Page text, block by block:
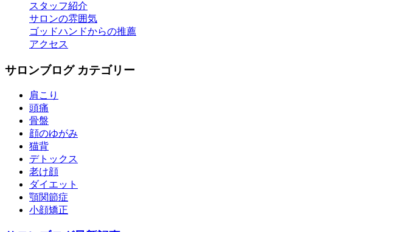
スタッフ紹介
サロンの雰囲気
ゴッドハンドからの推薦
アクセス
サロンブログ カテゴリー
肩こり
頭痛
骨盤
顔のゆがみ
猫背
デトックス
老け顔
ダイエット
顎関節症
小顔矯正